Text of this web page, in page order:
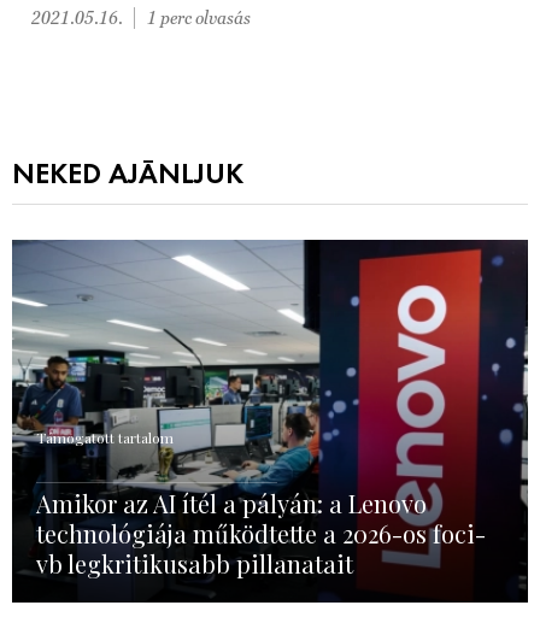
2021.05.16. 1 perc olvasás
NEKED AJÁNLJUK
Támogatott tartalom
Amikor az AI ítél a pályán: a Lenovo
technológiája működtette a 2026-os foci-
vb legkritikusabb pillanatait